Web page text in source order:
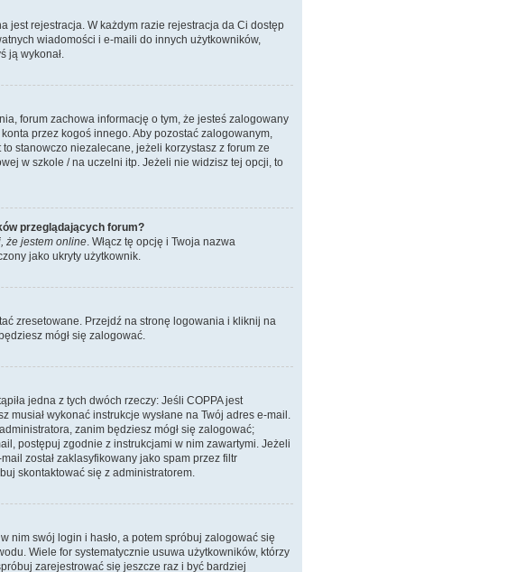
jest rejestracja. W każdym razie rejestracja da Ci dostęp
wiadomości i e-maili do innych użytkowników,
ją wykonał.
forum zachowa informację o tym, że jesteś zalogowany
przez kogoś innego. Aby pozostać zalogowanym,
stanowczo niezalecane, jeżeli korzystasz z forum ze
w szkole / na uczelni itp. Jeżeli nie widzisz tej opcji, to
przeglądających forum?
że jestem online. Włącz tę opcję i Twoja nazwa
jako ukryty użytkownik.
zresetowane. Przejdź na stronę logowania i kliknij na
mógł się zalogować.
jedna z tych dwóch rzeczy: Jeśli COPPA jest
musiał wykonać instrukcje wysłane na Twój adres e-mail.
zanim będziesz mógł się zalogować;
postępuj zgodnie z instrukcjami w nim zawartymi. Jeżeli
został zaklasyfikowany jako spam przez filtr
skontaktować się z administratorem.
nim swój login i hasło, a potem spróbuj zalogować się
Wiele for systematycznie usuwa użytkowników, którzy
zarejestrować się jeszcze raz i być bardziej